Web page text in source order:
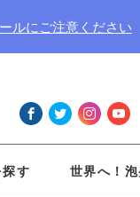
ルにご注意ください
す 世界へ！